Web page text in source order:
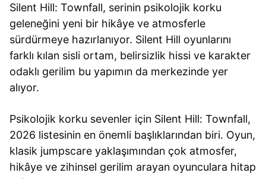
Silent Hill: Townfall, serinin psikolojik korku
geleneğini yeni bir hikâye ve atmosferle
sürdürmeye hazırlanıyor. Silent Hill oyunlarını
farklı kılan sisli ortam, belirsizlik hissi ve karakter
odaklı gerilim bu yapımın da merkezinde yer
alıyor.
Psikolojik korku sevenler için Silent Hill: Townfall,
2026 listesinin en önemli başlıklarından biri. Oyun,
klasik jumpscare yaklaşımından çok atmosfer,
hikâye ve zihinsel gerilim arayan oyunculara hitap